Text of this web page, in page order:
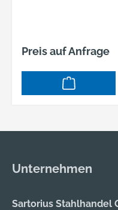
Preis auf Anfrage
Unternehmen
Sartorius Stahlhandel